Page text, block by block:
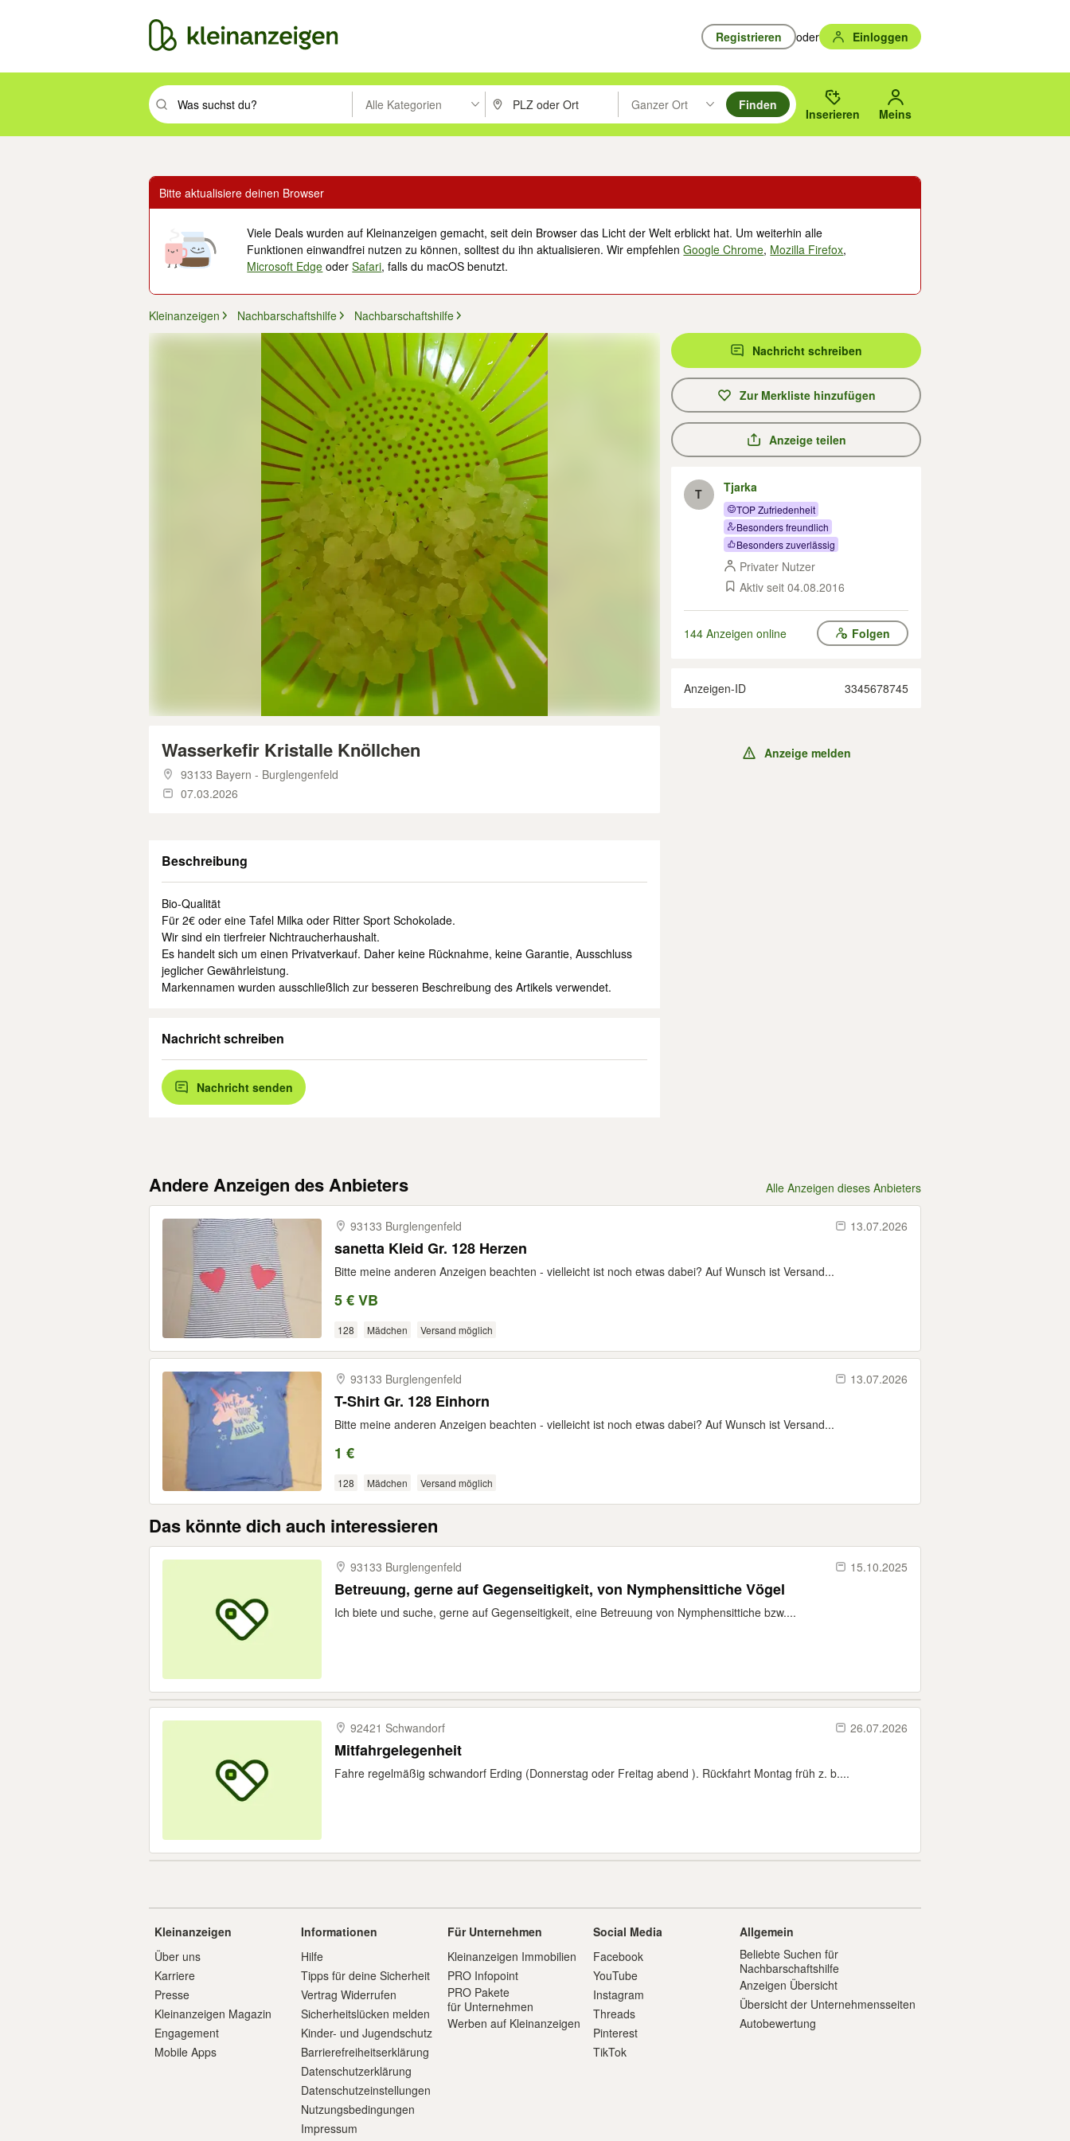
Registrieren oder Einloggen
Suchbegriff eingeben. Eingabetaste drücken um zu suchen, oder Vorschläge mit den Pfeiltasten nach oben/unten durchsuchen und mit Eingabetaste auswählen.
Alle Kategorien PLZ oder Ort eingeben. Eingabetaste drücken um zu suchen, oder Vorschläge mit den Pfeiltasten nach oben/
Ganzer Ort
Suche im Umkreis des gewählten Orts oder PLZ.
Finden
Inserieren Meins
Bitte aktualisiere deinen Browser
Viele Deals wurden auf Kleinanzeigen gemacht, seit dein Browser das Licht der Welt erblickt hat. Um weiterhin alle
Funktionen einwandfrei nutzen zu können, solltest du ihn aktualisieren. Wir empfehlenGoogle Chrome, Mozilla Firefox,
Microsoft Edge oderSafari, falls du macOS benutzt.
Kleinanzeigen Nachbarschaftshilfe Nachbarschaftshilfe
Wasserkefir Kristalle Knöllchen
93133 Bayern - Burglengenfeld
07.03.2026
Beschreibung
Bio-Qualität
Für 2€ oder eine Tafel Milka oder Ritter Sport Schokolade.
Wir sind ein tierfreier Nichtraucherhaushalt.
Es handelt sich um einen Privatverkauf. Daher keine Rücknahme, keine Garantie, Ausschluss
jeglicher Gewährleistung.
Markennamen wurden ausschließlich zur besseren Beschreibung des Artikels verwendet.
Nachricht schreiben
Nachricht senden
Nachricht schreiben
Zur Merkliste hinzufügen
Anzeige teilen
T Tjarka
TOP Zufriedenheit
Besonders freundlich
Besonders zuverlässig
Privater Nutzer
Aktiv seit 04.08.2016
144 Anzeigen online Folgen
Anzeigen-ID 3345678745
Anzeige melden
Andere Anzeigen des Anbieters Alle Anzeigen dieses Anbieters
93133 Burglengenfeld 13.07.2026
sanetta Kleid Gr. 128 Herzen
Bitte meine anderen Anzeigen beachten - vielleicht ist noch etwas dabei? Auf Wunsch ist Versand...
5 € VB
128 Mädchen Versand möglich
93133 Burglengenfeld 13.07.2026
T-Shirt Gr. 128 Einhorn
Bitte meine anderen Anzeigen beachten - vielleicht ist noch etwas dabei? Auf Wunsch ist Versand...
1 €
128 Mädchen Versand möglich
Das könnte dich auch interessieren
93133 Burglengenfeld 15.10.2025
Betreuung, gerne auf Gegenseitigkeit, von Nymphensittiche Vögel
Ich biete und suche, gerne auf Gegenseitigkeit, eine Betreuung von Nymphensittiche bzw....
92421 Schwandorf 26.07.2026
Mitfahrgelegenheit
Fahre regelmäßig schwandorf Erding (Donnerstag oder Freitag abend ). Rückfahrt Montag früh z. b....
Kleinanzeigen
Über uns
Karriere
Presse
Kleinanzeigen Magazin
Engagement
Mobile Apps
Informationen
Hilfe
Tipps für deine Sicherheit
Vertrag Widerrufen
Sicherheitslücken melden
Kinder- und Jugendschutz
Barrierefreiheitserklärung
Datenschutzerklärung
Datenschutzeinstellungen
Nutzungsbedingungen
Impressum
Für Unternehmen
Kleinanzeigen Immobilien
PRO Infopoint
PRO Pakete
für Unternehmen
Werben auf Kleinanzeigen
Social Media
Facebook
YouTube
Instagram
Threads
Pinterest
TikTok
Allgemein
Beliebte Suchen für
Nachbarschaftshilfe
Anzeigen Übersicht
Übersicht der Unternehmensseiten
Autobewertung